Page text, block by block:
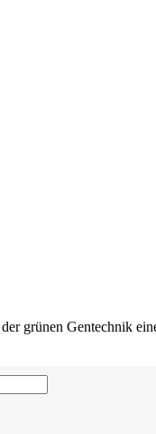
grünen Gentechnik